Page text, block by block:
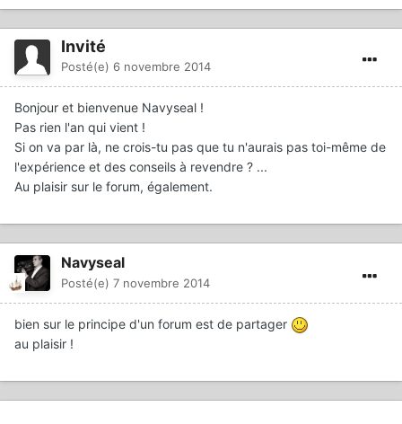
Invité
Posté(e) 6 novembre 2014
Bonjour et bienvenue Navyseal !
Pas rien l'an qui vient !
Si on va par là, ne crois-tu pas que tu n'aurais pas toi-même de
l'expérience et des conseils à revendre ? ...
Au plaisir sur le forum, également.
Navyseal
Posté(e) 7 novembre 2014
bien sur le principe d'un forum est de partager
au plaisir !